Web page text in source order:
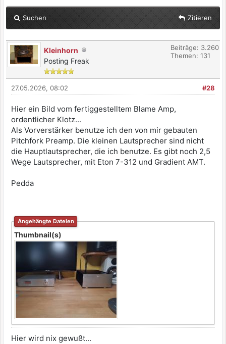
Suchen Zitieren
Kleinhorn
Posting Freak
Beiträge: 3.260
Themen: 131
#28
27.05.2026, 08:02
Hier ein Bild vom fertiggestelltem Blame Amp,
ordentlicher Klotz...
Als Vorverstärker benutze ich den von mir gebauten
Pitchfork Preamp. Die kleinen Lautsprecher sind nicht
die Hauptlautsprecher, die ich benutze. Es gibt noch 2,5
Wege Lautsprecher, mit Eton 7-312 und Gradient AMT.
Pedda
Angehängte Dateien
Thumbnail(s)
Hier wird nix gewußt...